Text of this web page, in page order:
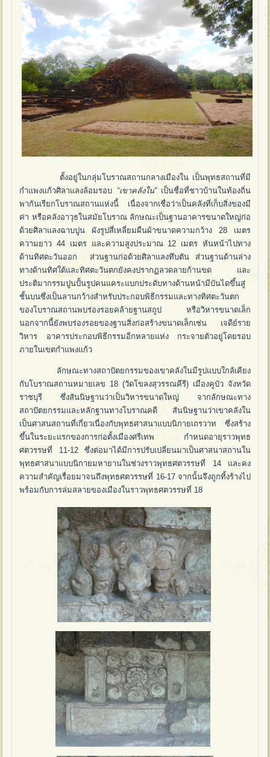
ตั้งอยู่ในกลุ่มโบราณสถานกลางเมืองใน เป็นพุทธสถานที่มี
กำแพงแก้วศิลาแลงล้อมรอบ “เขาคลังใน” เป็นชื่อที่ชาวบ้านในท้องถิ่น
พากันเรียกโบราณสถานแห่งนี้ เนื่องจากเชื่อว่าเป็นคลังที่เก็บสิ่งของมี
ค่า หรือคลังอาวุธในสมัยโบราณ ลักษณะเป็นฐานอาคารขนาดใหญ่ก่อ
ด้วยศิลาแลงฉาบปูน ผังรูปสี่เหลี่ยมผืนผ้าขนาดความกว้าง 28 เมตร
ความยาว 44 เมตร และความสูงประมาณ 12 เมตร หันหน้าไปทาง
ด้านทิศตะวันออก ส่วนฐานก่อด้วยศิลาแลงทึบตัน ส่วนฐานด้านล่าง
ทางด้านทิศใต้และทิศตะวันตกยังคงปรากฏลวดลายก้านขด และ
ประติมากรรมปูนปั้นรูปคนแคระแบกประดับทางด้านหน้ามีบันไดขึ้นสู่
ชั้นบนซึ่งเป็นลานกว้างสำหรับประกอบพิธีกรรมและทางทิศตะวันตก
ของโบราณสถานพบร่องรอยคล้ายฐานสถูป หรือวิหารขนาดเล็ก
นอกจากนี้ยังพบร่องรอยของฐานสิ่งก่อสร้างขนาดเล็กเช่น เจดีย์ราย
วิหาร อาคารประกอบพิธีกรรมอีกหลายแห่ง กระจายตัวอยู่โดยรอบ
ภายในเขตกำแพงแก้ว
ลักษณะทางสถาปัตยกรรมของเขาคลังในมีรูปแบบใกล้เคียง
กับโบราณสถานหมายเลข 18 (วัดโขลงสุวรรณคีรี) เมืองคูบัว จังหวัด
ราชบุรี ซึ่งสันนิษฐานว่าเป็นวิหารขนาดใหญ่ จากลักษณะทาง
สถาปัตยกรรมและหลักฐานทางโบราณคดี สันนิษฐานว่าเขาคลังใน
เป็นศาสนสถานที่เกี่ยวเนื่องกับพุทธศาสนาแบบนิกายเถรวาท ซึ่งสร้าง
ขึ้นในระยะแรกของการก่อตั้งเมืองศรีเทพ กำหนดอายุราวพุทธ
ศตวรรษที่ 11-12 ซึ่งต่อมาได้มีการปรับเปลี่ยนมาเป็นศาสนาสถานใน
พุทธศาสนาแบบนิกายมหายานในช่วงราวพุทธศตวรรษที่ 14 และคง
ความสำคัญเรื่อยมาจนถึงพุทธศตวรรษที่ 16-17 จากนั้นจึงถูกทิ้งร้างไป
พร้อมกับการล่มสลายของเมืองในราวพุทธศตวรรษที่ 18